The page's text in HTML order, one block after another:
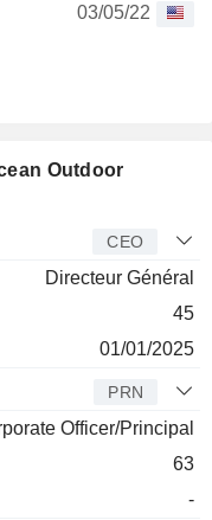
03/05/22
Outdoor
CEO
Directeur Général
45
01/01/2025
PRN
Officer/Principal
63
-